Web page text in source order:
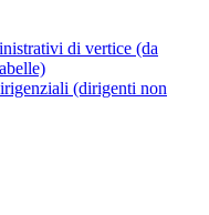
di vertice (da
(dirigenti non